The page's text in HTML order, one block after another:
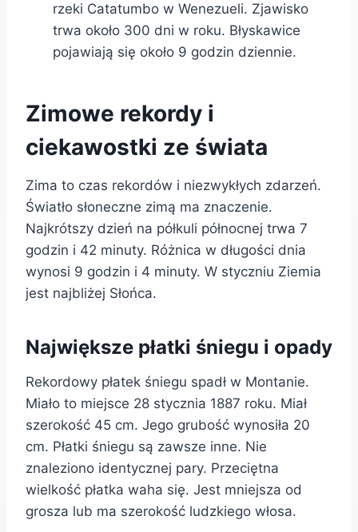
rzeki Catatumbo w Wenezueli. Zjawisko
trwa około 300 dni w roku. Błyskawice
pojawiają się około 9 godzin dziennie.
Zimowe rekordy i
ciekawostki ze świata
Zima to czas rekordów i niezwykłych zdarzeń.
Światło słoneczne zimą ma znaczenie.
Najkrótszy dzień na półkuli północnej trwa 7
godzin i 42 minuty. Różnica w długości dnia
wynosi 9 godzin i 4 minuty. W styczniu Ziemia
jest najbliżej Słońca.
Największe płatki śniegu i opady
Rekordowy płatek śniegu spadł w Montanie.
Miało to miejsce 28 stycznia 1887 roku. Miał
szerokość 45 cm. Jego grubość wynosiła 20
cm. Płatki śniegu są zawsze inne. Nie
znaleziono identycznej pary. Przeciętna
wielkość płatka waha się. Jest mniejsza od
grosza lub ma szerokość ludzkiego włosa.